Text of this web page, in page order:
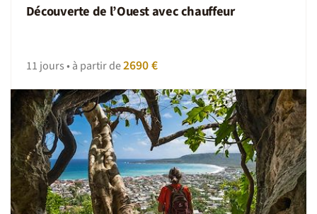
Découverte de l’Ouest avec chauffeur
11 jours • à partir de2690 €